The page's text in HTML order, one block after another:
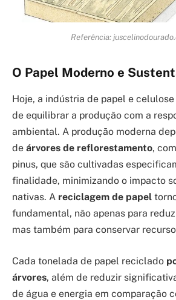
Referência:
O Papel Moderno e
Hoje, a indústria de papel e
de equilibrar a produção com a
ambiental. A produção moderna
de árvores de reflorestamento,
pinus, que são cultivadas
finalidade, minimizando o impacto
nativas. A reciclagem de papel
fundamental, não apenas para
mas também para conservar
Cada tonelada de papel reciclado
árvores, além de reduzir
de água e energia em comparação